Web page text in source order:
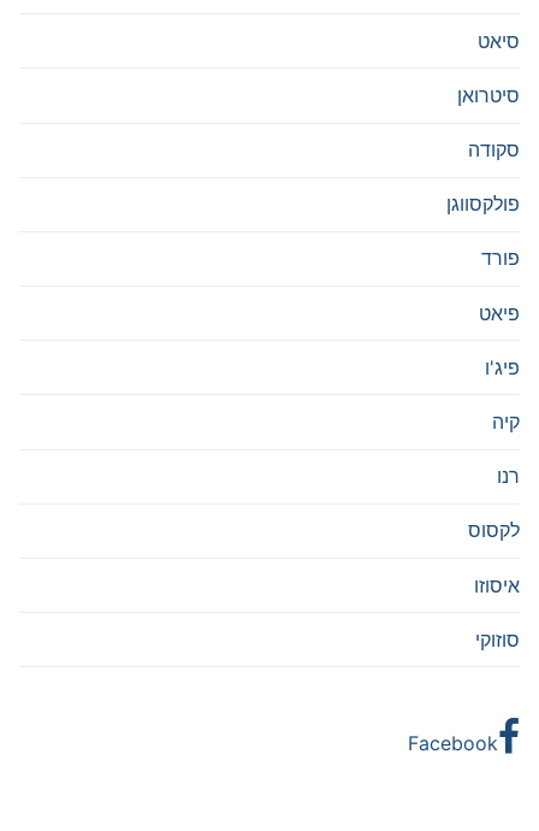
סיאט
סיטרואן
סקודה
פולקסווגן
פורד
פיאט
פיג'ו
קיה
רנו
לקסוס
איסוזו
סוזוקי
Facebook